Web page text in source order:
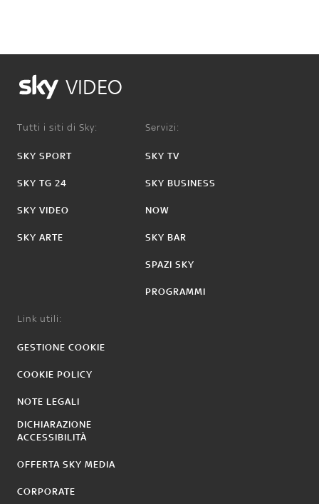
VIDEO
Tutti i siti di Sky:
SKY SPORT
SKY TG 24
SKY VIDEO
SKY ARTE
Servizi:
SKY TV
SKY BUSINESS
NOW
SKY BAR
SPAZI SKY
PROGRAMMI
Link utili:
GESTIONE COOKIE
COOKIE POLICY
NOTE LEGALI
DICHIARAZIONE
ACCESSIBILITÀ
OFFERTA SKY MEDIA
CORPORATE